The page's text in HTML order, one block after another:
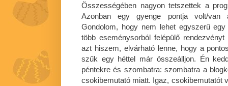
Összességében nagyon tetszettek a
Azonban egy gyenge pontja volt/van
Gondolom, hogy nem lehet egyszerű
több eseménysorból felépülő
azt hiszem, elvárható lenne, hogy a
szűk egy héttel már összeálljon. Én
péntekre és szombatra: szombatra a
csokibemutató miatt. Igaz, csokibemutatót